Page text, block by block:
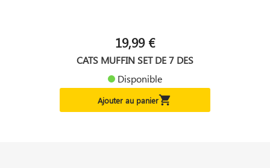
19,99 €
CATS MUFFIN SET DE 7 DES
Disponible
Ajouter au panier